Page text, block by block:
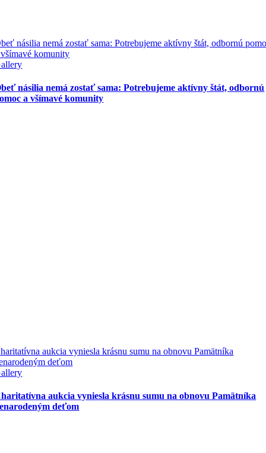
násilia nemá zostať sama: Potrebujeme aktívny štát, odbornú
komunity
násilia nemá zostať sama: Potrebujeme aktívny štát, odbornú
a všímavé komunity
aukcia vyniesla krásnu sumu na obnovu Pamätníka
deťom
aukcia vyniesla krásnu sumu na obnovu Pamätníka
deťom